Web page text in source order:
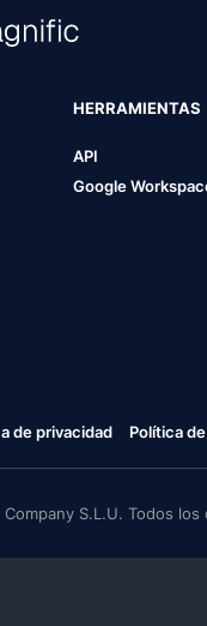
HERRAMIENTAS
API
Google
de privacidad Política
S.L.U. Todos los